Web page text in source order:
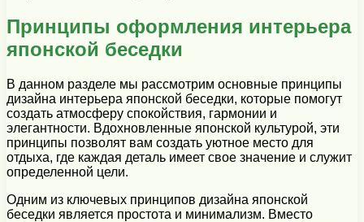
Принципы оформления интерьера
японской беседки
В данном разделе мы рассмотрим основные принципы
дизайна интерьера японской беседки, которые помогут
создать атмосферу спокойствия, гармонии и
элегантности. Вдохновленные японской культурой, эти
принципы позволят вам создать уютное место для
отдыха, где каждая деталь имеет свое значение и служит
определенной цели.
Одним из ключевых принципов дизайна японской
беседки является простота и минимализм. Вместо